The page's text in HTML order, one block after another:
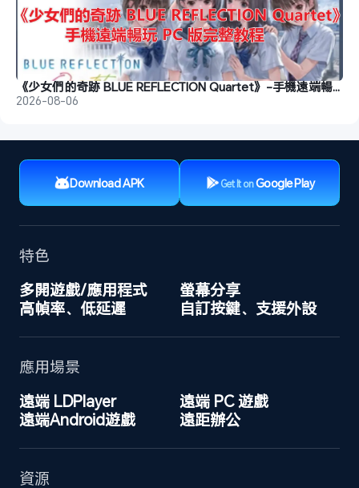
《少女們的奇跡 BLUE REFLECTION Quartet》-手機遠端暢玩教程
2026-08-06
Download APK Get It onGoogle Play
特色
多開遊戲/應用程式
螢幕分享
高幀率、低延遲
自訂按鍵、支援外設
應用場景
遠端 LDPlayer
遠端 PC 遊戲
遠端Android遊戲
遠距辦公
資源